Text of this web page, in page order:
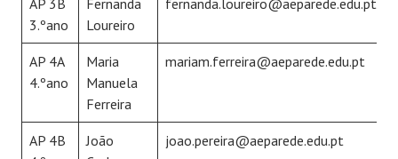
3.ºano
Loureiro
AP 4A
4.ºano
Maria
Manuela
Ferreira
mariam.ferreira@aeparede.edu.pt
AP 4B
João
joao.pereira@aeparede.edu.pt